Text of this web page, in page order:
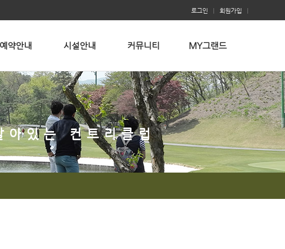
로그인 회원가입
예약안내 시설안내 커뮤니티 MY그랜드
있는 컨트리클럽